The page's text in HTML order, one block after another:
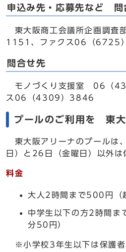
申込み先・応募先など 問
東大阪商工会議所企画調
1151、ファクス06（6725
問合せ先
モノづくり支援室 06（
ス06（4309）3846
プールのご利用を 東大
東大阪アリーナのプールは
日）と26日（金曜日）以外は
料金
大人2時間まで500円（
中学生以下の方2時間
分50円）
※小学校3年生以下は保護者